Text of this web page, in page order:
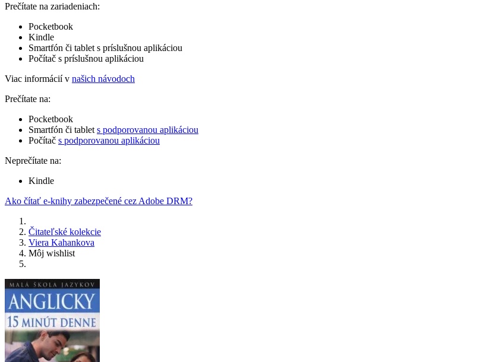
Prečítate na zariadeniach:
Pocketbook
Kindle
Smartfón či tablet s príslušnou aplikáciou
Počítač s príslušnou aplikáciou
Viac informácií v našich návodoch
Prečítate na:
Pocketbook
Smartfón či tablet s podporovanou aplikáciou
Počítač s podporovanou aplikáciou
Neprečítate na:
Kindle
Ako čítať e-knihy zabezpečené cez Adobe DRM?
Čitateľské kolekcie
Viera Kahankova
Môj wishlist